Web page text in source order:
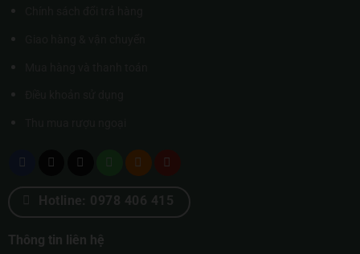
Hotline: 0978 406 415
Thông tin liên hệ